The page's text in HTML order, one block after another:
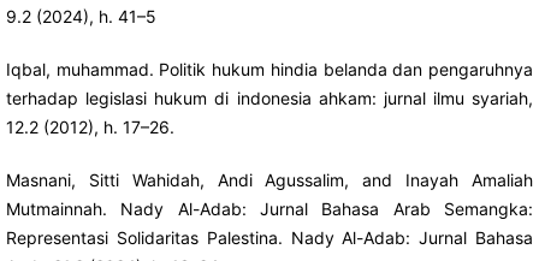
9.2 (2024), h. 41–5
Iqbal, muhammad. Politik hukum hindia belanda dan pengaruhnya
terhadap legislasi hukum di indonesia ahkam: jurnal ilmu syariah,
12.2 (2012), h. 17–26.
Masnani, Sitti Wahidah, Andi Agussalim, and Inayah Amaliah
Mutmainnah. Nady Al-Adab: Jurnal Bahasa Arab Semangka:
Representasi Solidaritas Palestina. Nady Al-Adab: Jurnal Bahasa